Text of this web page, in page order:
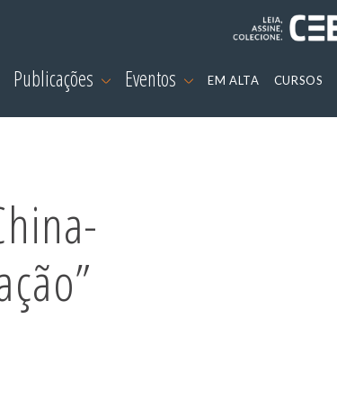
Publicações Eventos EM ALTA CURSOS